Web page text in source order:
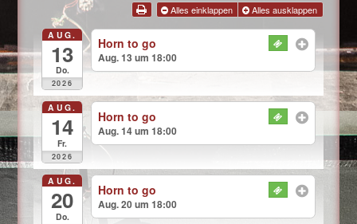
Alles einklappen Alles ausklappen
AUG.
13
Do.
2026
Horn to go
Aug. 13 um 18:00
AUG.
14
Fr.
2026
Horn to go
Aug. 14 um 18:00
AUG.
20
Do.
Horn to go
Aug. 20 um 18:00